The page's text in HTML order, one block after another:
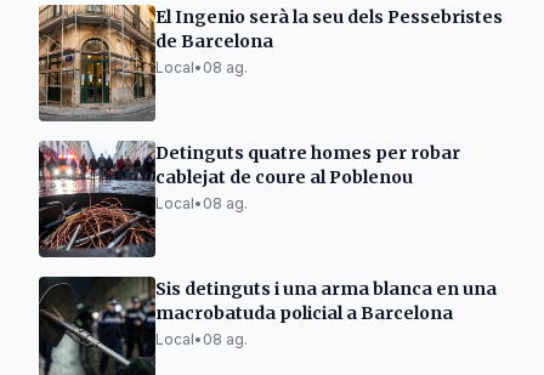
El Ingenio serà la seu dels Pessebristes
de Barcelona
Local• 08 ag.
Detinguts quatre homes per robar
cablejat de coure al Poblenou
Local• 08 ag.
Sis detinguts i una arma blanca en una
macrobatuda policial a Barcelona
Local• 08 ag.